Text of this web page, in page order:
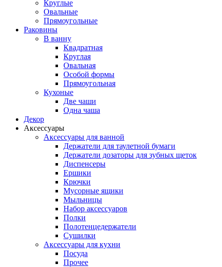
Круглые
Овальные
Прямоугольные
Раковины
В ванну
Квадратная
Круглая
Овальная
Особой формы
Прямоугольная
Кухоные
Две чаши
Одна чаша
Декор
Аксессуары
Аксессуары для ванной
Держатели для таулетной бумаги
Держатели дозаторы для зубных щеток
Диспенсеры
Ершики
Крючки
Мусорные ящики
Мыльницы
Набор аксессуаров
Полки
Полотенцедержатели
Сушилки
Аксессуары для кухни
Посуда
Прочее